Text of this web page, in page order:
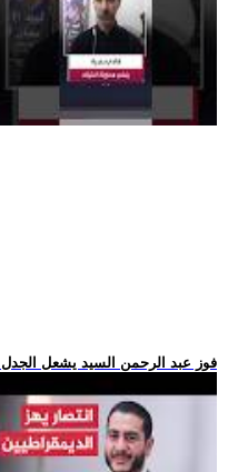
.. فوز عبد الرحمن السيد يشعل